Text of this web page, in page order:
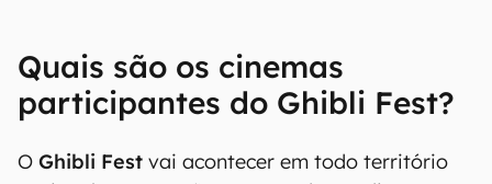
Quais são os cinemas
participantes do Ghibli Fest?
O Ghibli Fest vai acontecer em todo território